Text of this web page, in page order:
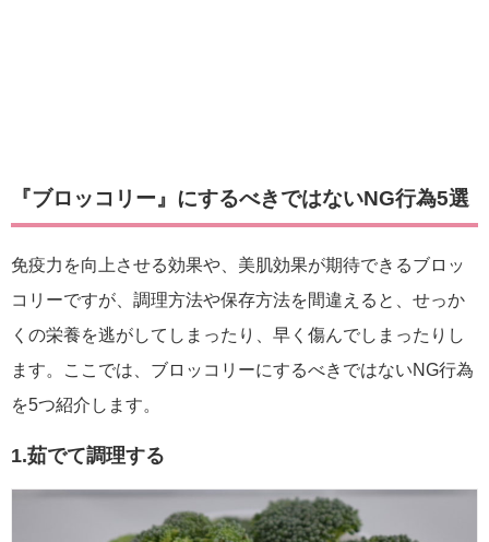
『ブロッコリー』にするべきではないNG行為5選
免疫力を向上させる効果や、美肌効果が期待できるブロッ
コリーですが、調理方法や保存方法を間違えると、せっか
くの栄養を逃がしてしまったり、早く傷んでしまったりし
ます。ここでは、ブロッコリーにするべきではないNG行為
を5つ紹介します。
1.茹でて調理する